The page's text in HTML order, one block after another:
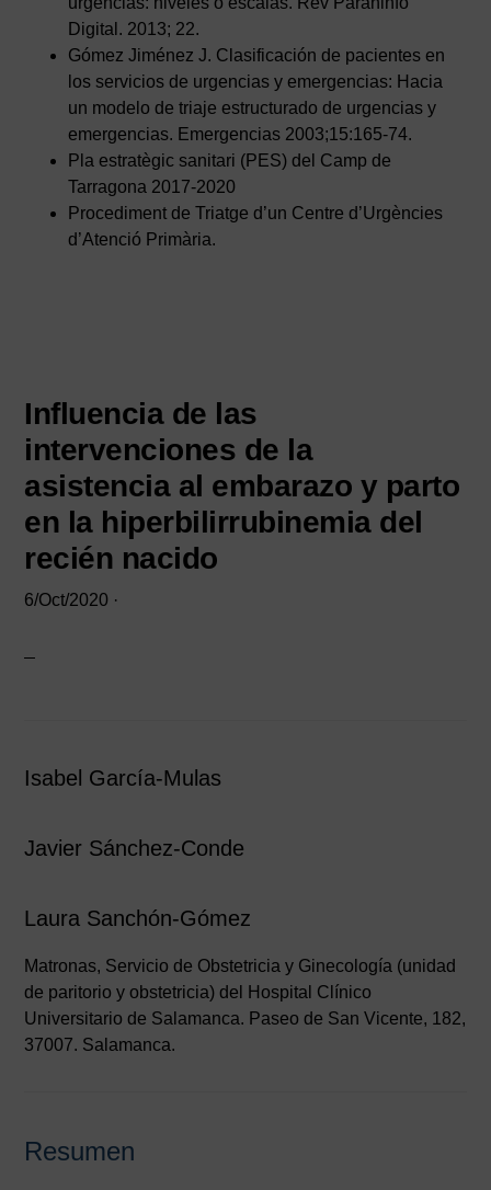
Digital. 2013; 22.
Gómez Jiménez J. Clasificación de pacientes en
los servicios de urgencias y emergencias: Hacia
un modelo de triaje estructurado de urgencias y
emergencias. Emergencias 2003;15:165-74.
Pla estratègic sanitari (PES) del Camp de
Tarragona 2017-2020
Procediment de Triatge d’un Centre d’Urgències
d’Atenció Primària.
Influencia de las
intervenciones de la
asistencia al embarazo y parto
en la hiperbilirrubinemia del
recién nacido
6/Oct/2020 ·
Isabel García-Mulas
Javier Sánchez-Conde
Laura Sanchón-Gómez
Matronas, Servicio de Obstetricia y Ginecología (unidad
de paritorio y obstetricia) del Hospital Clínico
Universitario de Salamanca. Paseo de San Vicente, 182,
37007. Salamanca.
Resumen